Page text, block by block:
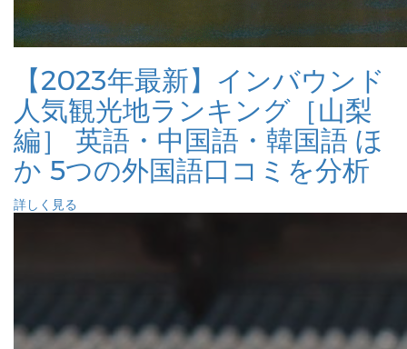
【2023年最新】インバウンド
人気観光地ランキング［山梨
編］ 英語・中国語・韓国語 ほ
か 5つの外国語口コミを分析
詳しく見る